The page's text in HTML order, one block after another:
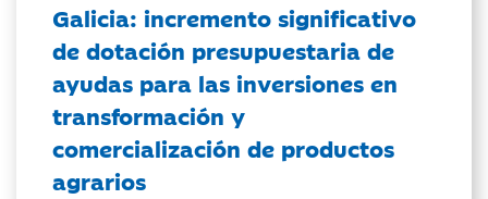
Galicia: incremento significativo
de dotación presupuestaria de
ayudas para las inversiones en
transformación y
comercialización de productos
agrarios